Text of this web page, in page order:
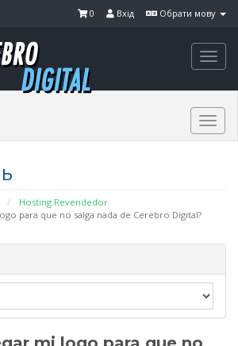
Обрати мову
Вхід
0
Hosting Revendedor
para que no salga nada de Cerebro Digital?